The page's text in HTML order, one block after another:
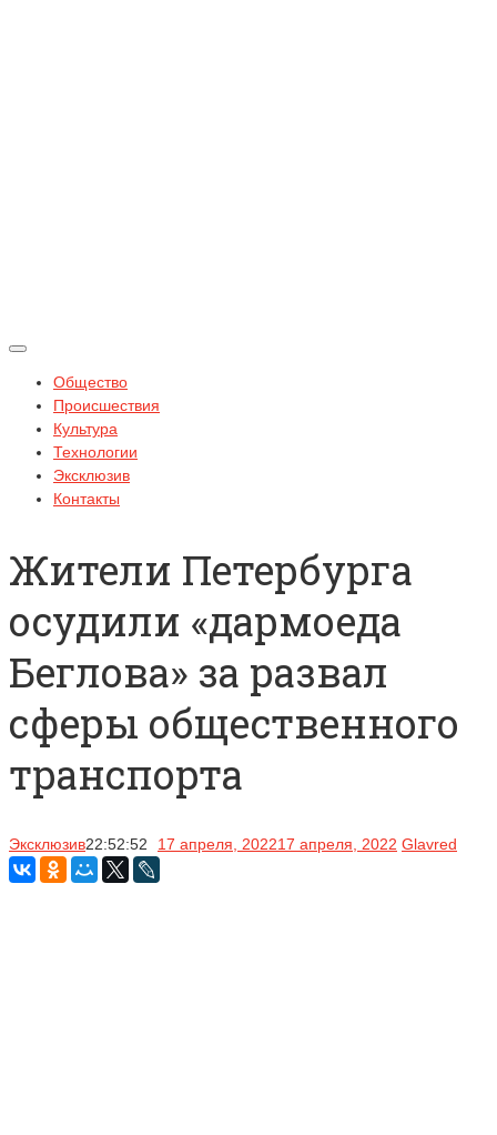
Общество
Происшествия
Культура
Технологии
Эксклюзив
Контакты
Жители Петербурга
осудили «дармоеда
Беглова» за развал
сферы общественного
транспорта
Эксклюзив22:52:52 17 апреля, 202217 апреля, 2022 Glavred